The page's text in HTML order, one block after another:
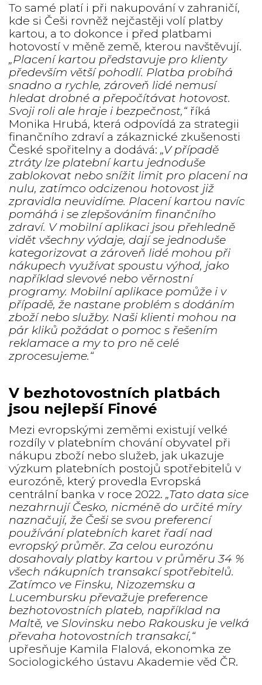
To samé platí i při nakupování v zahraničí,
kde si Češi rovněž nejčastěji volí platby
kartou, a to dokonce i před platbami
hotovostí v měně země, kterou navštěvují.
„Placení kartou představuje pro klienty
především větší pohodlí. Platba probíhá
snadno a rychle, zároveň lidé nemusí
hledat drobné a přepočítávat hotovost.
Svoji roli ale hraje i bezpečnost,“ říká
Monika Hrubá, která odpovídá za strategii
finančního zdraví a zákaznické zkušenosti
České spořitelny a dodává: „V případě
ztráty lze platební kartu jednoduše
zablokovat nebo snížit limit pro placení na
nulu, zatímco odcizenou hotovost již
zpravidla neuvidíme. Placení kartou navíc
pomáhá i se zlepšováním finančního
zdraví. V mobilní aplikaci jsou přehledně
vidět všechny výdaje, dají se jednoduše
kategorizovat a zároveň lidé mohou při
nákupech využívat spoustu výhod, jako
například slevové nebo věrnostní
programy. Mobilní aplikace pomůže i v
případě, že nastane problém s dodáním
zboží nebo služby. Naši klienti mohou na
pár kliků požádat o pomoc s řešením
reklamace a my to pro ně celé
zprocesujeme.“
V bezhotovostních platbách
jsou nejlepší Finové
Mezi evropskými zeměmi existují velké
rozdíly v platebním chování obyvatel při
nákupu zboží nebo služeb, jak ukazuje
výzkum platebních postojů spotřebitelů v
eurozóně, který provedla Evropská
centrální banka v roce 2022.„Tato data sice
nezahrnují Česko, nicméně do určité míry
naznačují, že Češi se svou preferencí
používání platebních karet řadí nad
evropský průměr. Za celou eurozónu
dosahovaly platby kartou v průměru 34 %
všech nákupních transakcí spotřebitelů.
Zatímco ve Finsku, Nizozemsku a
Lucembursku převažuje preference
bezhotovostních plateb, například na
Maltě, ve Slovinsku nebo Rakousku je velká
převaha hotovostních transakcí,“
upřesňuje Kamila FIalová, ekonomka ze
Sociologického ústavu Akademie věd ČR.